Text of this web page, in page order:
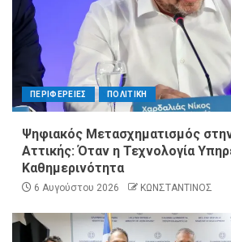
ΠΕΡΙΦΕΡΕΙΕΣ ΠΟΛΙΤΙΚΗ
Ψηφιακός Μετασχηματισμός
Αττικής: Όταν η Τεχνολογία
Καθημερινότητα
6 Αυγούστου 2026 ΚΩΝΣΤΑΝΤΙΝΟΣ